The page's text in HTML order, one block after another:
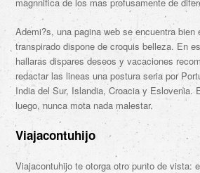
Ademi?s, una pagina web se encuentra bien
transpirado dispone de croquis belleza. En
hallaras dispares deseos y vacaciones
redactar las lineas una postura seri­a por
India del Sur, Islandia, Croacia y Eslovenia.
luego, nunca mota nada malestar.
Viajacontuhijo
Viajacontuhijo te otorga otro punto de vista: